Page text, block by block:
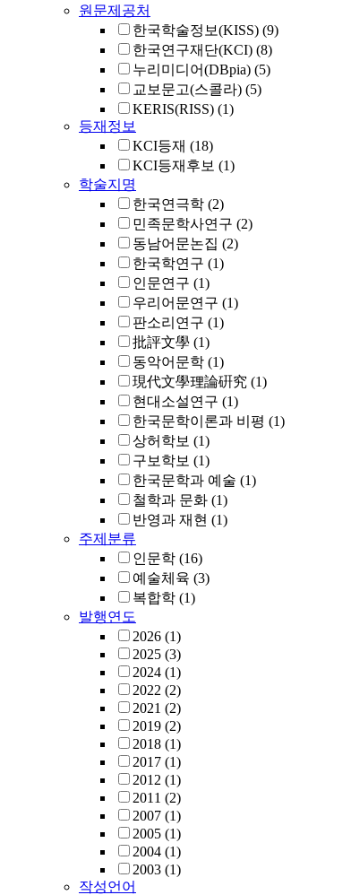
원문제공처
한국학술정보(KISS) (9)
한국연구재단(KCI) (8)
누리미디어(DBpia) (5)
교보문고(스콜라) (5)
KERIS(RISS) (1)
등재정보
KCI등재 (18)
KCI등재후보 (1)
학술지명
한국연극학 (2)
민족문학사연구 (2)
동남어문논집 (2)
한국학연구 (1)
인문연구 (1)
우리어문연구 (1)
판소리연구 (1)
批評文學 (1)
동악어문학 (1)
現代文學理論硏究 (1)
현대소설연구 (1)
한국문학이론과 비평 (1)
상허학보 (1)
구보학보 (1)
한국문학과 예술 (1)
철학과 문화 (1)
반영과 재현 (1)
주제분류
인문학 (16)
예술체육 (3)
복합학 (1)
발행연도
2026 (1)
2025 (3)
2024 (1)
2022 (2)
2021 (2)
2019 (2)
2018 (1)
2017 (1)
2012 (1)
2011 (2)
2007 (1)
2005 (1)
2004 (1)
2003 (1)
작성언어